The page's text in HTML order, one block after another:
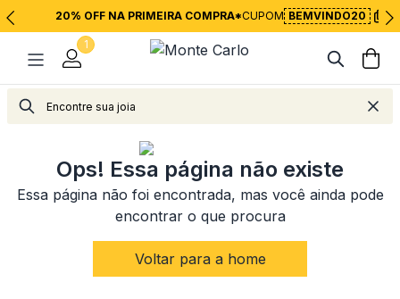
20% OFF NA PRIMEIRA COMPRA*CUPOM BEMVINDO20
1
<Voltar para página inicial
Ops! Essa página não existe
Essa página não foi encontrada, mas você ainda pode
encontrar o que procura
Voltar para a home